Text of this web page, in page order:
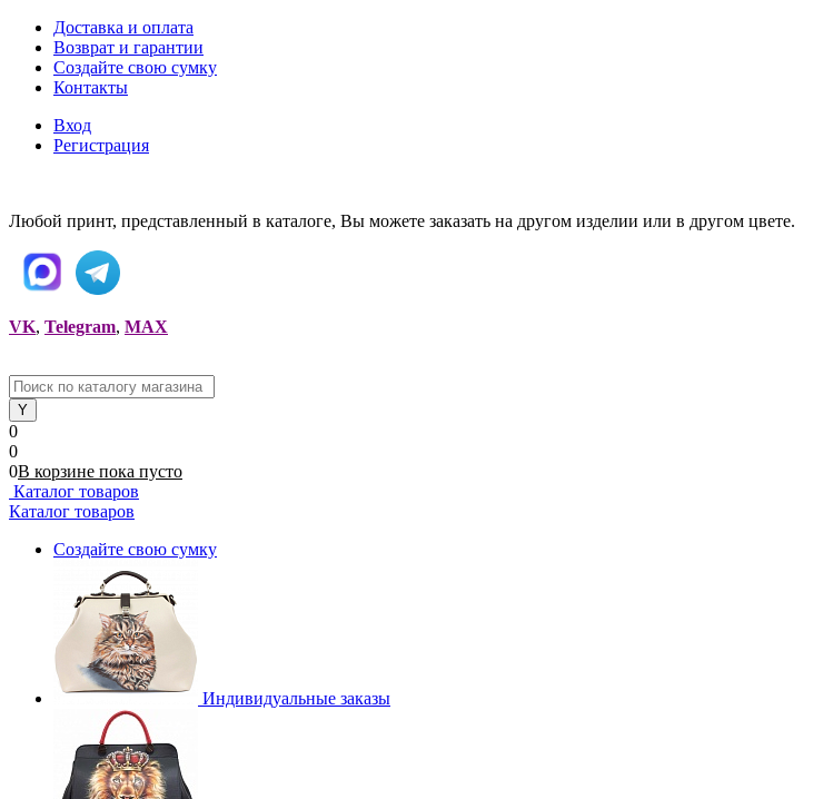
Доставка и оплата
Возврат и гарантии
Создайте свою сумку
Контакты
Вход
Регистрация
Любой принт, представленный в каталоге, Вы можете заказать на другом изделии или в другом цвете.
VK, Telegram, MAX
0
0
0В корзине пока пусто
Каталог товаров
Каталог товаров
Создайте свою сумку
Индивидуальные заказы